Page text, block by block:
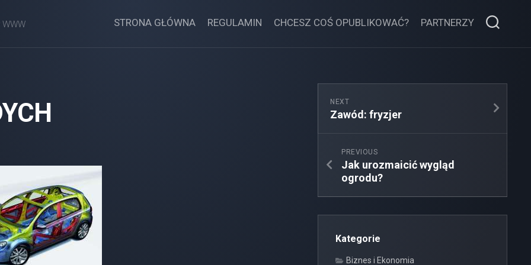
STRONA GŁÓWNA REGULAMIN CHCESZ COŚ OPUBLIKOWAĆ? PARTNERZY
NEXT
Zawód: fryzjer
PREVIOUS
Jak urozmaicić wygląd
ogrodu?
Kategorie
Biznes i Ekonomia